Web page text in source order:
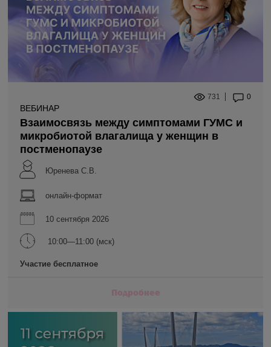
731 0
ВЕБИНАР
Взаимосвязь между симптомами ГУМС и
микробиотой влагалища у женщин в
постменопаузе
Юренева С.В.
онлайн-формат
10 сентября 2026
10:00—11:00 (мск)
Участие бесплатное
Подробнее